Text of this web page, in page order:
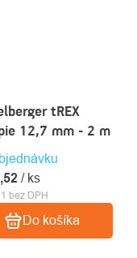
tREX
12,7 mm - 2 m
bez DPH
/ ks
Do košíka